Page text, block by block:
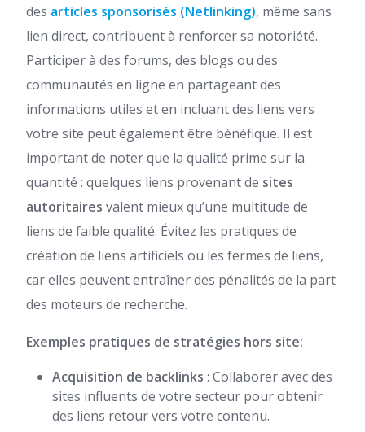
des articles sponsorisés (Netlinking), même sans
lien direct, contribuent à renforcer sa notoriété.
Participer à des forums, des blogs ou des
communautés en ligne en partageant des
informations utiles et en incluant des liens vers
votre site peut également être bénéfique. Il est
important de noter que la qualité prime sur la
quantité : quelques liens provenant de sites
autoritaires valent mieux qu’une multitude de
liens de faible qualité. Évitez les pratiques de
création de liens artificiels ou les fermes de liens,
car elles peuvent entraîner des pénalités de la part
des moteurs de recherche.
Exemples pratiques de stratégies hors site:
Acquisition de backlinks : Collaborer avec des
sites influents de votre secteur pour obtenir
des liens retour vers votre contenu.